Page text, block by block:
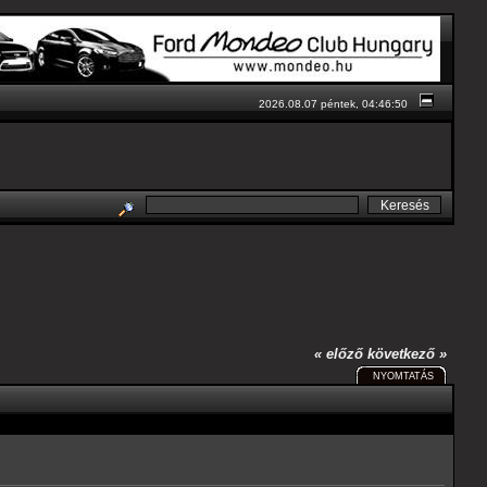
2026.08.07 péntek, 04:46:50
« előző következő »
NYOMTATÁS